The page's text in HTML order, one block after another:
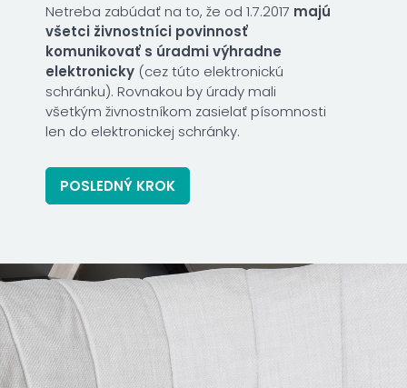
Netreba zabúdať na to, že od 1.7.2017 majú
všetci živnostníci povinnosť
komunikovať s úradmi výhradne
elektronicky (cez túto elektronickú
schránku). Rovnakou by úrady mali
všetkým živnostníkom zasielať písomnosti
len do elektronickej schránky.
POSLEDNÝ KROK